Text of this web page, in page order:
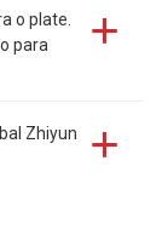
o plate.
para
Zhiyun